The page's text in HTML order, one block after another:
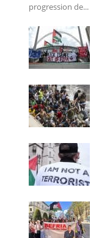
progression de...